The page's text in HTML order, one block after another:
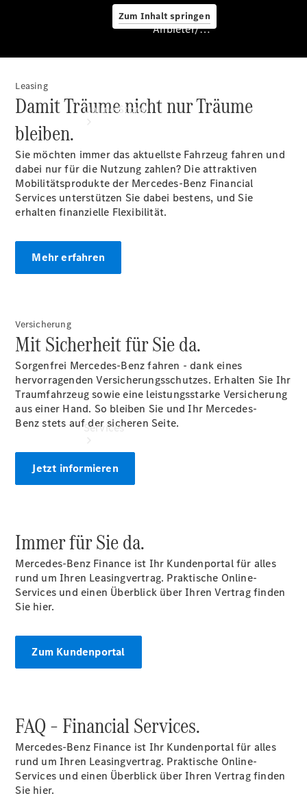
Zum Inhalt springen
Anbieter/Datenschutz
Online Store
Occasionsfahrzeuge
Fahrzeugzubehör
Digitale
Services
Übersicht
Van-Service
Pannenhilfe
und
Kundensupport
Fahrzeugsteuerung
Garantie
und
Benz
Digitale
Extras
Anbieter/Datenschutz
Leasing
Damit Träume nicht nur Träume
bleiben.
Sie möchten immer das aktuellste Fahrzeug fahren und
dabei nur für die Nutzung zahlen? Die attraktiven
Mobilitätsprodukte der Mercedes-Benz Financial
Services unterstützen Sie dabei bestens, und Sie
erhalten finanzielle Flexibilität.
Mehr erfahren
Versicherung
Mit Sicherheit für Sie da.
Sorgenfrei Mercedes-Benz fahren - dank eines
hervorragenden Versicherungsschutzes. Erhalten Sie Ihr
Traumfahrzeug sowie eine leistungsstarke Versicherung
aus einer Hand. So bleiben Sie und Ihr Mercedes-
Benz stets auf der sicheren Seite.
Jetzt informieren
Immer für Sie da.
Mercedes-Benz Finance ist Ihr Kundenportal für alles
rund um Ihren Leasingvertrag. Praktische Online-
Services und einen Überblick über Ihren Vertrag finden
Sie hier.
Zum Kundenportal
FAQ – Financial Services.
Mercedes-Benz Finance ist Ihr Kundenportal für alles
rund um Ihren Leasingvertrag. Praktische Online-
Services und einen Überblick über Ihren Vertrag finden
Sie hier.